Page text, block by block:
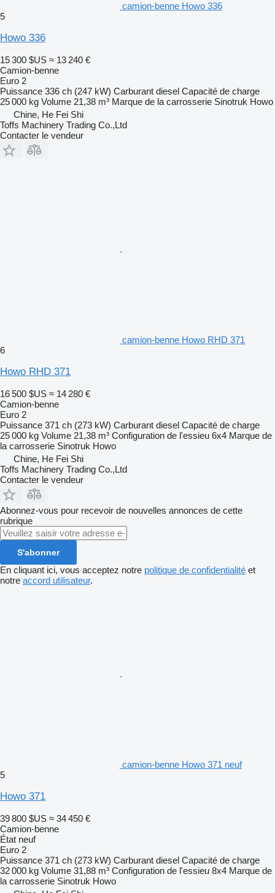
camion-benne Howo 336
5
Howo 336
15 300 $US ≈ 13 240 €
Camion-benne
Euro 2
Puissance 336 ch (247 kW) Carburant diesel Capacité de charge
25 000 kg Volume 21,38 m³ Marque de la carrosserie Sinotruk Howo
Chine, He Fei Shi
Toffs Machinery Trading Co.,Ltd
Contacter le vendeur
camion-benne Howo RHD 371
6
Howo RHD 371
16 500 $US ≈ 14 280 €
Camion-benne
Euro 2
Puissance 371 ch (273 kW) Carburant diesel Capacité de charge
25 000 kg Volume 21,38 m³ Configuration de l'essieu 6x4 Marque de
la carrosserie Sinotruk Howo
Chine, He Fei Shi
Toffs Machinery Trading Co.,Ltd
Contacter le vendeur
Abonnez-vous pour recevoir de nouvelles annonces de cette
rubrique
S'abonner
En cliquant ici, vous acceptez notre politique de confidentialité et
notre accord utilisateur.
camion-benne Howo 371 neuf
5
Howo 371
39 800 $US ≈ 34 450 €
Camion-benne
État neuf
Euro 2
Puissance 371 ch (273 kW) Carburant diesel Capacité de charge
32 000 kg Volume 31,88 m³ Configuration de l'essieu 8x4 Marque de
la carrosserie Sinotruk Howo